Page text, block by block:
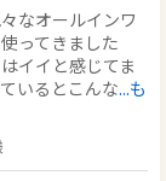
なオールインワ
ってきました
イイと感じてま
いるとこんな...も